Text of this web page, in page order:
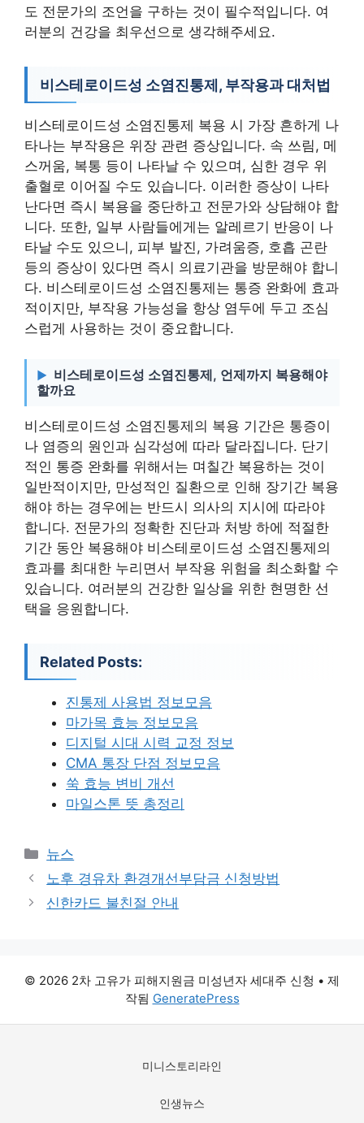
도 전문가의 조언을 구하는 것이 필수적입니다. 여
러분의 건강을 최우선으로 생각해주세요.
비스테로이드성 소염진통제, 부작용과 대처법
비스테로이드성 소염진통제 복용 시 가장 흔하게 나
타나는 부작용은 위장 관련 증상입니다. 속 쓰림, 메
스꺼움, 복통 등이 나타날 수 있으며, 심한 경우 위
출혈로 이어질 수도 있습니다. 이러한 증상이 나타
난다면 즉시 복용을 중단하고 전문가와 상담해야 합
니다. 또한, 일부 사람들에게는 알레르기 반응이 나
타날 수도 있으니, 피부 발진, 가려움증, 호흡 곤란
등의 증상이 있다면 즉시 의료기관을 방문해야 합니
다. 비스테로이드성 소염진통제는 통증 완화에 효과
적이지만, 부작용 가능성을 항상 염두에 두고 조심
스럽게 사용하는 것이 중요합니다.
비스테로이드성 소염진통제, 언제까지 복용해야
할까요
비스테로이드성 소염진통제의 복용 기간은 통증이
나 염증의 원인과 심각성에 따라 달라집니다. 단기
적인 통증 완화를 위해서는 며칠간 복용하는 것이
일반적이지만, 만성적인 질환으로 인해 장기간 복용
해야 하는 경우에는 반드시 의사의 지시에 따라야
합니다. 전문가의 정확한 진단과 처방 하에 적절한
기간 동안 복용해야 비스테로이드성 소염진통제의
효과를 최대한 누리면서 부작용 위험을 최소화할 수
있습니다. 여러분의 건강한 일상을 위한 현명한 선
택을 응원합니다.
Related Posts:
진통제 사용법 정보모음
마가목 효능 정보모음
디지털 시대 시력 교정 정보
CMA 통장 단점 정보모음
쑥 효능 변비 개선
마일스톤 뜻 총정리
카
테
리
뉴스
노후 경유차 환경개선부담금 신청방법
신한카드 불친절 안내
© 2026 2차 고유가 피해지원금 미성년자 세대주 신청 • 제
작됨 GeneratePress
미니스토리라인
인생뉴스